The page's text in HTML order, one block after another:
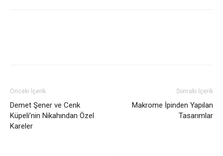
Önceki İçerik
Demet Şener ve Cenk
Küpeli’nin Nikahından Özel
Kareler
Sonraki İçerik
Makrome İpinden Yapılan
Tasarımlar